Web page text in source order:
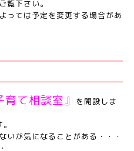
覧下さい。
っては予定を変更する場合があ
育て相談室』
を開設しま
いが気になることがある・・・